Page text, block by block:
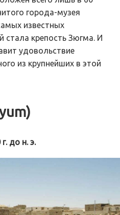
города-музея
известных
стала крепость Зюгма. И
удовольствие
из крупнейших в этой
до н. э.